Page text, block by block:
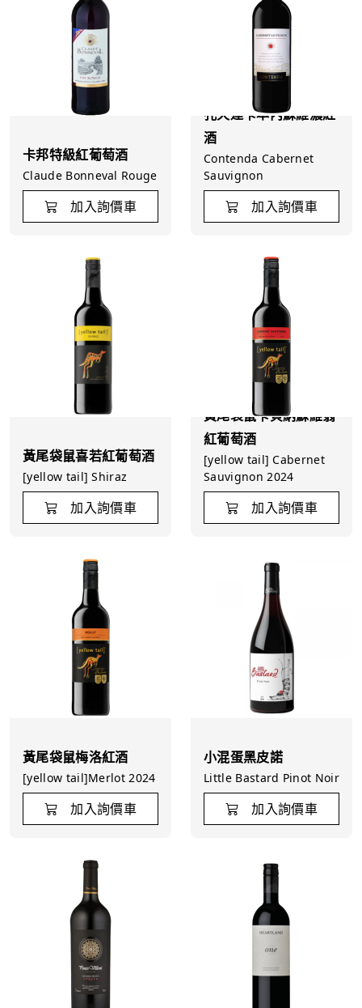
卡邦特級紅葡萄酒
Claude Bonneval Rouge
加入詢價車
孔天達卡本內蘇維濃紅
酒
Contenda Cabernet
Sauvignon
加入詢價車
黃尾袋鼠喜若紅葡萄酒
[yellow tail] Shiraz
加入詢價車
黃尾袋鼠卡貝納蘇維翁
紅葡萄酒
[yellow tail] Cabernet
Sauvignon 2024
加入詢價車
黃尾袋鼠梅洛紅酒
[yellow tail]Merlot 2024
加入詢價車
小混蛋黑皮諾
Little Bastard Pinot Noir
加入詢價車